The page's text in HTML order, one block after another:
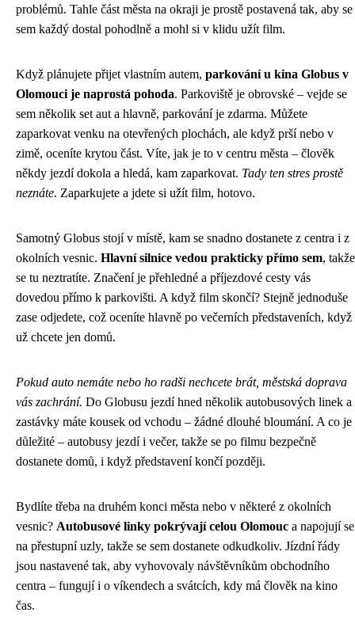
problémů. Tahle část města na okraji je prostě postavená tak, aby se
sem každý dostal pohodlně a mohl si v klidu užít film.
Když plánujete přijet vlastním autem, parkování u kina Globus v
Olomouci je naprostá pohoda. Parkoviště je obrovské – vejde se
sem několik set aut a hlavně, parkování je zdarma. Můžete
zaparkovat venku na otevřených plochách, ale když prší nebo v
zimě, oceníte krytou část. Víte, jak je to v centru města – člověk
někdy jezdí dokola a hledá, kam zaparkovat. Tady ten stres prostě
neznáte. Zaparkujete a jdete si užít film, hotovo.
Samotný Globus stojí v místě, kam se snadno dostanete z centra i z
okolních vesnic. Hlavní silnice vedou prakticky přímo sem, takže
se tu neztratíte. Značení je přehledné a příjezdové cesty vás
dovedou přímo k parkovišti. A když film skončí? Stejně jednoduše
zase odjedete, což oceníte hlavně po večerních představeních, když
už chcete jen domů.
Pokud auto nemáte nebo ho radši nechcete brát, městská doprava
vás zachrání. Do Globusu jezdí hned několik autobusových linek a
zastávky máte kousek od vchodu – žádné dlouhé bloumání. A co je
důležité – autobusy jezdí i večer, takže se po filmu bezpečně
dostanete domů, i když představení končí později.
Bydlíte třeba na druhém konci města nebo v některé z okolních
vesnic? Autobusové linky pokrývají celou Olomouc a napojují se
na přestupní uzly, takže se sem dostanete odkudkoliv. Jízdní řády
jsou nastavené tak, aby vyhovovaly návštěvníkům obchodního
centra – fungují i o víkendech a svátcích, kdy má člověk na kino
čas.